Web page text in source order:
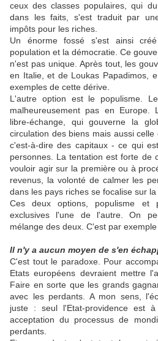
ceux des classes populaires, qui
dans les faits, s'est traduit par
impôts pour les riches.
Un énorme fossé s'est ainsi
population et la démocratie. Ce
n'est pas unique. Après tout, les
en Italie, et de Loukas Papadimos,
exemples de cette dérive.
L'autre option est le populisme.
malheureusement pas en Europe.
libre-échange, qui gouverne la
circulation des biens mais aussi
c'est-à-dire des capitaux - ce qui
personnes. La tentation est forte de
vouloir agir sur la première ou à
revenus, la volonté de calmer les
dans les pays riches se focalise sur
Ces deux options, populisme et
exclusives l'une de l'autre. On
mélange des deux. C'est par
Il n'y a aucun moyen de s'en
C'est tout le paradoxe. Pour
Etats européens devraient mettre
Faire en sorte que les grands
avec les perdants. A mon sens,
juste : seul l'Etat-providence est
acceptation du processus de
perdants.